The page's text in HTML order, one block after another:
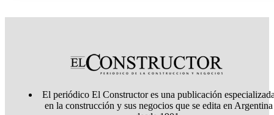
El periódico El Constructor es una publicación
en la construcción y sus negocios que se edita en Argentina